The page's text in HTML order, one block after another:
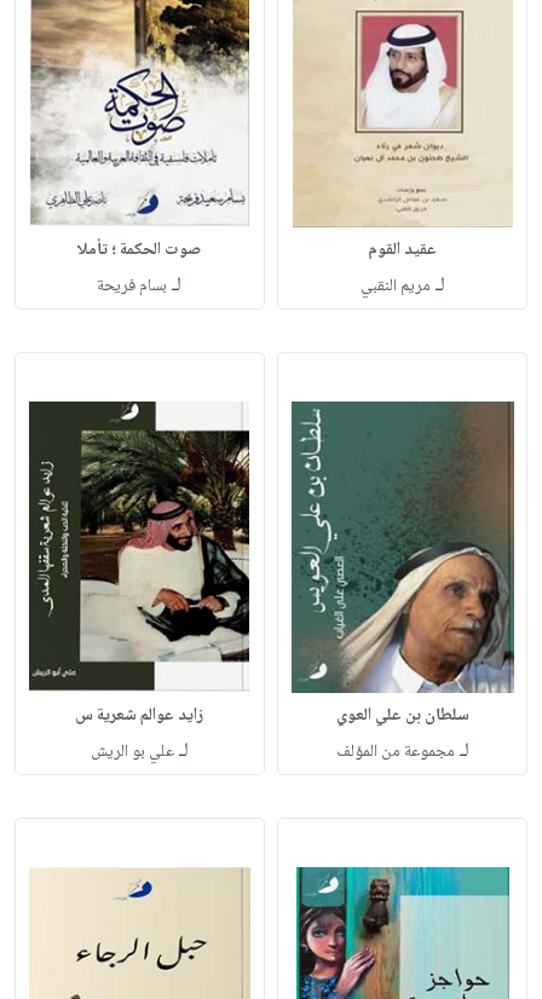
عقيد القوم
لـ مريم النقبي
صوت الحكمة ؛ تأملا
لـ بسام فريحة
سلطان بن علي العوي
لـ مجموعة من المؤلف
زايد عوالم شعرية س
لـعلي بو الريش